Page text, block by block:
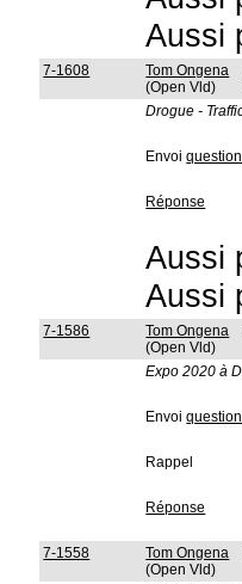
Aussi
7-1608
Tom Ongena
(Open Vld)
Drogue -
Envoiquestion
Réponse
Aussi
Aussi
7-1586
Tom Ongena
(Open Vld)
Expo 2020 à
Envoiquestion
Rappel
Réponse
7-1558
Tom Ongena
(Open Vld)